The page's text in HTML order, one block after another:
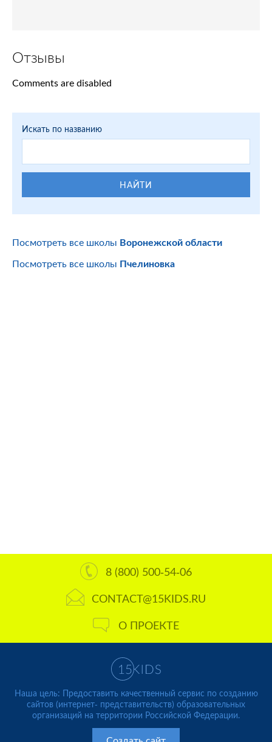
Отзывы
Comments are disabled
Искать по названию
НАЙТИ
Посмотреть все школы Воронежской области
Посмотреть все школы Пчелиновка
8 (800) 500-54-06
CONTACT@15KIDS.RU
О ПРОЕКТЕ
Наша цель: Предоставить качественный сервис по созданию
сайтов (интернет- представительств) образовательных
организаций на территории Российской Федерации.